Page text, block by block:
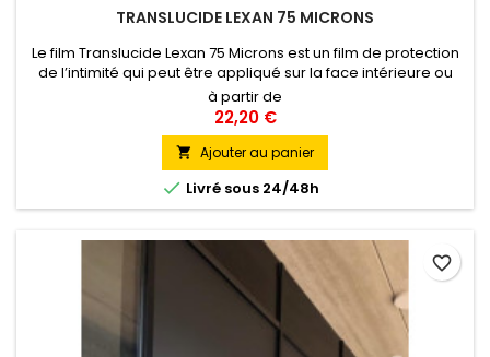
TRANSLUCIDE LEXAN 75 MICRONS
Le film Translucide Lexan 75 Microns est un film de protection
de l’intimité qui peut être appliqué sur la face intérieure ou
extérieure des vitrages. Il protège des regards indiscrets tout
en permettant une bonne luminosité à l’intérieur des locaux.
à partir de
22,20 €
 Ajouter au panier
 Livré sous 24/48h
favorite_border